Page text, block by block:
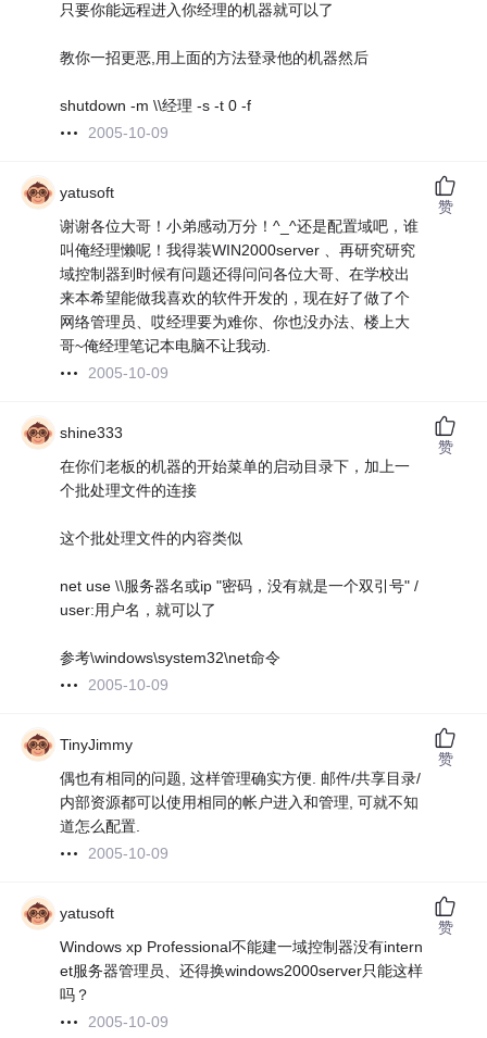
只要你能远程进入你经理的机器就可以了
教你一招更恶,用上面的方法登录他的机器然后
shutdown -m \\经理 -s -t 0 -f
2005-10-09
yatusoft
谢谢各位大哥！小弟感动万分！^_^还是配置域吧，谁
叫俺经理懒呢！我得装WIN2000server 、再研究研究
域控制器到时候有问题还得问问各位大哥、在学校出
来本希望能做我喜欢的软件开发的，现在好了做了个
网络管理员、哎经理要为难你、你也没办法、楼上大
哥~俺经理笔记本电脑不让我动.
2005-10-09
赞
shine333
在你们老板的机器的开始菜单的启动目录下，加上一
个批处理文件的连接
这个批处理文件的内容类似
net use \\服务器名或ip "密码，没有就是一个双引号" /
user:用户名，就可以了
参考\windows\system32\net命令
2005-10-09
赞
TinyJimmy
偶也有相同的问题, 这样管理确实方便. 邮件/共享目录/
内部资源都可以使用相同的帐户进入和管理, 可就不知
道怎么配置.
2005-10-09
赞
yatusoft
Windows xp Professional不能建一域控制器没有intern
et服务器管理员、还得换windows2000server只能这样
吗？
2005-10-09
赞